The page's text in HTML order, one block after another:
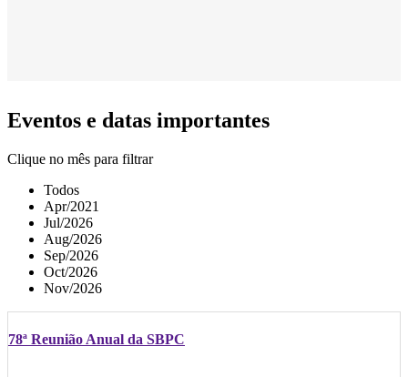
Eventos e datas importantes
Clique no mês para filtrar
Todos
Apr/2021
Jul/2026
Aug/2026
Sep/2026
Oct/2026
Nov/2026
78ª Reunião Anual da SBPC